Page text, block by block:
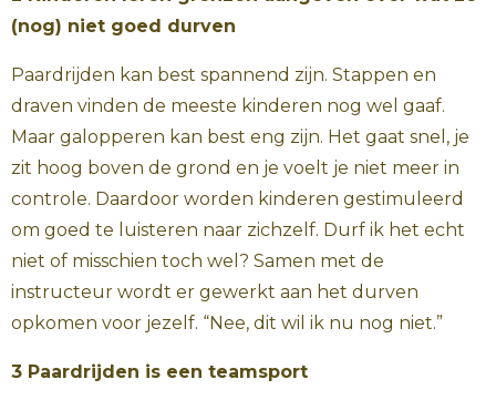
(nog) niet goed durven
Paardrijden kan best spannend zijn. Stappen en
draven vinden de meeste kinderen nog wel gaaf.
Maar galopperen kan best eng zijn. Het gaat snel, je
zit hoog boven de grond en je voelt je niet meer in
controle. Daardoor worden kinderen gestimuleerd
om goed te luisteren naar zichzelf. Durf ik het echt
niet of misschien toch wel? Samen met de
instructeur wordt er gewerkt aan het durven
opkomen voor jezelf. “Nee, dit wil ik nu nog niet.”
3 Paardrijden is een teamsport